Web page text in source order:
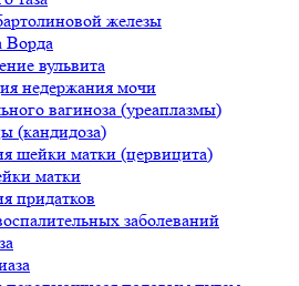
железы
Ворда
вульвита
недержания мочи
вагиноза (уреаплазмы)
(кандидоза)
шейки матки (цервицита)
матки
придатков
заболеваний